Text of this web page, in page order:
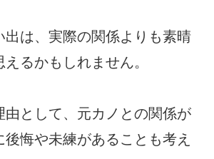
出は、実際の関係よりも素晴
るかもしれません。
由として、元カノとの関係が
悔や未練があることも考え